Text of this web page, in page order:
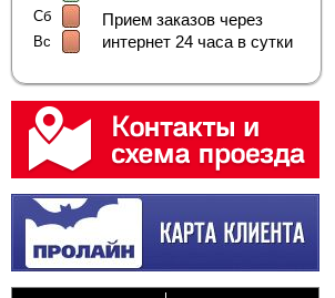
Сб
Вс
Прием заказов через
интернет 24 часа в сутки